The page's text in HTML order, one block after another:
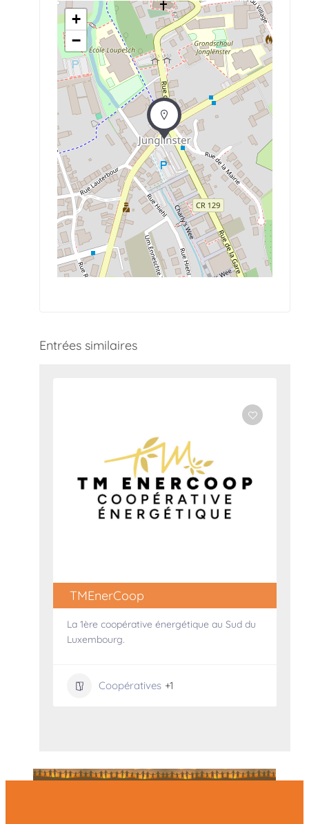
+
−
Entrées similaires
TMEnerCoop
La 1ère coopérative énergétique au Sud du
Luxembourg.
Coopératives +1